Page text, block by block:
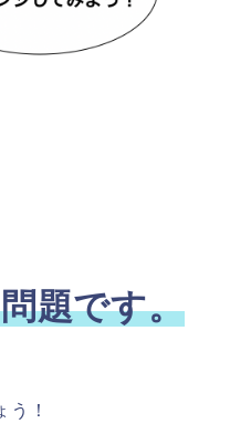
題です。
う！